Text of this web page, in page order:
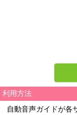
自動音声ガイドが各